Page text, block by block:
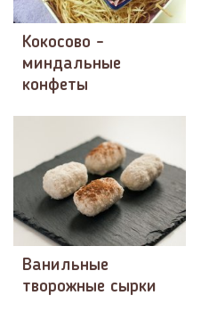
Кокосово -
миндальные
конфеты
Ванильные
творожные сырки